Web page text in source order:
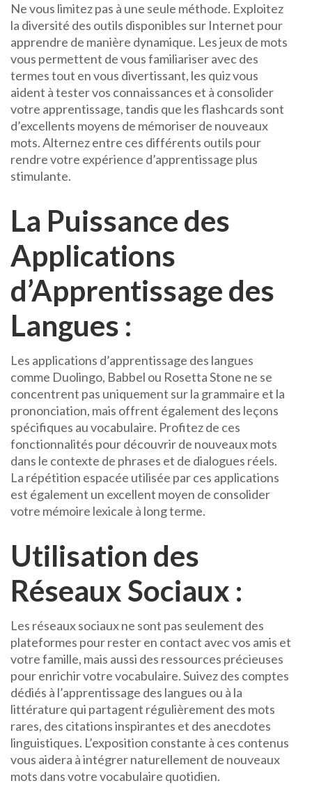
Ne vous limitez pas à une seule méthode. Exploitez
la diversité des outils disponibles sur Internet pour
apprendre de manière dynamique. Les jeux de mots
vous permettent de vous familiariser avec des
termes tout en vous divertissant, les quiz vous
aident à tester vos connaissances et à consolider
votre apprentissage, tandis que les flashcards sont
d’excellents moyens de mémoriser de nouveaux
mots. Alternez entre ces différents outils pour
rendre votre expérience d’apprentissage plus
stimulante.
La Puissance des
Applications
d’Apprentissage des
Langues :
Les applications d’apprentissage des langues
comme Duolingo, Babbel ou Rosetta Stone ne se
concentrent pas uniquement sur la grammaire et la
prononciation, mais offrent également des leçons
spécifiques au vocabulaire. Profitez de ces
fonctionnalités pour découvrir de nouveaux mots
dans le contexte de phrases et de dialogues réels.
La répétition espacée utilisée par ces applications
est également un excellent moyen de consolider
votre mémoire lexicale à long terme.
Utilisation des
Réseaux Sociaux :
Les réseaux sociaux ne sont pas seulement des
plateformes pour rester en contact avec vos amis et
votre famille, mais aussi des ressources précieuses
pour enrichir votre vocabulaire. Suivez des comptes
dédiés à l’apprentissage des langues ou à la
littérature qui partagent régulièrement des mots
rares, des citations inspirantes et des anecdotes
linguistiques. L’exposition constante à ces contenus
vous aidera à intégrer naturellement de nouveaux
mots dans votre vocabulaire quotidien.